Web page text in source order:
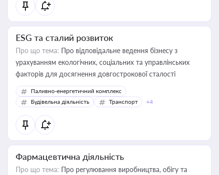
ESG та сталий розвиток
Про що тема: Про відповідальне ведення бізнесу з
урахуванням екологічних, соціальних та управлінських
факторів для досягнення довгострокової сталості
Паливно-енергетичний комплекс
Будівельна діяльність
Транспорт +4
Фармацевтична діяльність
Про що тема: Про регулювання виробництва, обігу та